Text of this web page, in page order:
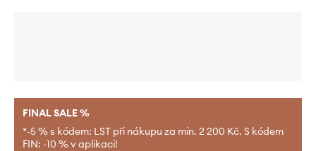
FINAL SALE %
*-5 % s kódem: LST při nákupu za min. 2 200 Kč. S kódem
FIN: -10 % v aplikaci!